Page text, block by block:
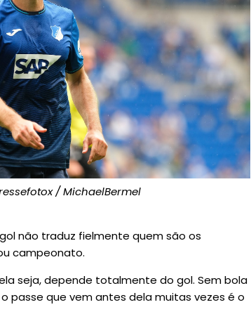
/ MichaelBermel
não traduz fielmente quem são os
campeonato.
seja, depende totalmente do gol. Sem bola
passe que vem antes dela muitas vezes é o